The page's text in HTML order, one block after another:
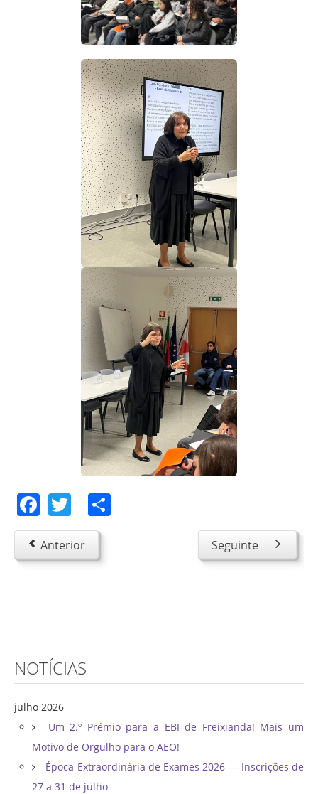
Facebook
Twitter
Anterior Seguinte
NOTÍCIAS
julho 2026
Um 2.º Prémio para a EBI de Freixianda! Mais um
Motivo de Orgulho para o AEO!
Época Extraordinária de Exames 2026 — Inscrições de
27 a 31 de julho